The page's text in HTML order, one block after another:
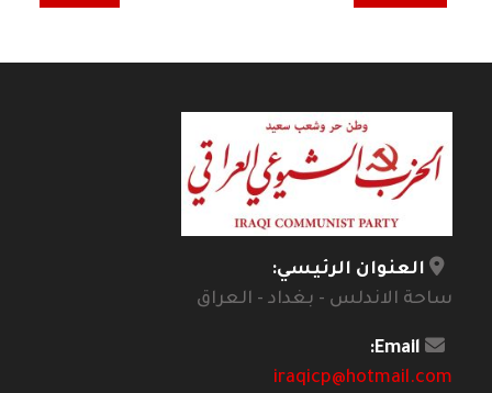
العنوان الرئيسي:
ساحة الاندلس - بغداد - العراق
Email:
iraqicp@hotmail.com